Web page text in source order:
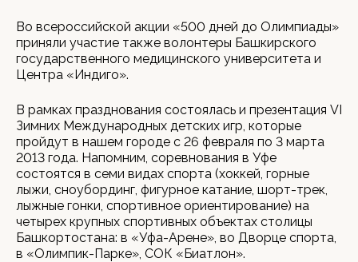
Во всероссийской акции «500 дней до Олимпиады»
приняли участие также волонтеры Башкирского
государственного медицинского университета и
Центра «Индиго».
В рамках празднования состоялась и презентация VI
Зимних Международных детских игр, которые
пройдут в нашем городе с 26 февраля по 3 марта
2013 года. Напомним, соревнования в Уфе
состоятся в семи видах спорта (хоккей, горные
лыжи, сноубординг, фигурное катание, шорт-трек,
лыжные гонки, спортивное ориентирование) на
четырех крупных спортивных объектах столицы
Башкортостана: в «Уфа-Арене», во Дворце спорта,
в «Олимпик-Парке», СОК «Биатлон».